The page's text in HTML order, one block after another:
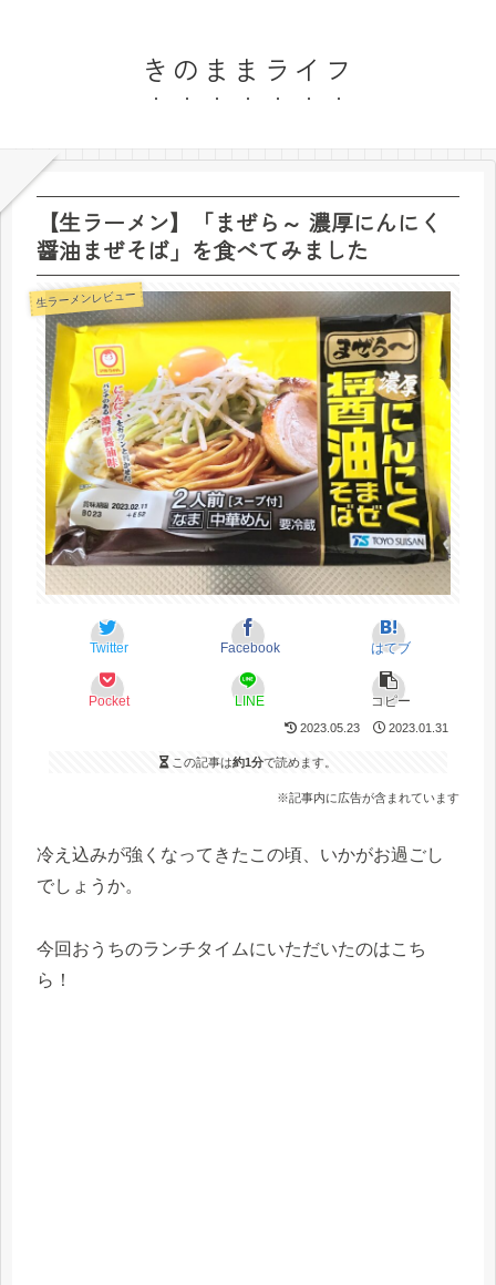
きのままライフ
【生ラーメン】「まぜら～ 濃厚にんにく
醤油まぜそば」を食べてみました
生ラーメンレビュー
Twitter Facebook はてブ
Pocket LINE コピー
2023.05.23 2023.01.31
この記事は約1分で読めます。
※記事内に広告が含まれています
冷え込みが強くなってきたこの頃、いかがお過ごし
でしょうか。
今回おうちのランチタイムにいただいたのはこち
ら！